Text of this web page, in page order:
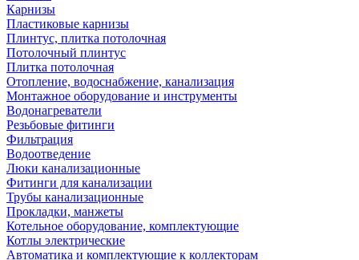
Карнизы
Пластиковые карнизы
Плинтус, плитка потолочная
Потолочный плинтус
Плитка потолочная
Отопление, водоснабжение, канализация
Монтажное оборудование и инструменты
Водонагреватели
Резьбовые фитинги
Фильтрация
Водоотведение
Люки канализационные
Фитинги для канализации
Трубы канализационные
Прокладки, манжеты
Котельное оборудование, комплектующие
Котлы электрические
Автоматика и комплектующие к коллекторам